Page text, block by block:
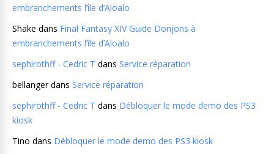
embranchements l’île d’Aloalo
Shake dans Final Fantasy XIV Guide Donjons à
embranchements l’île d’Aloalo
sephirothff - Cedric T dans Service réparation
bellangerdans Service réparation
sephirothff - Cedric T dans Débloquer le mode demo des PS3
kiosk
Tino dans Débloquer le mode demo des PS3 kiosk